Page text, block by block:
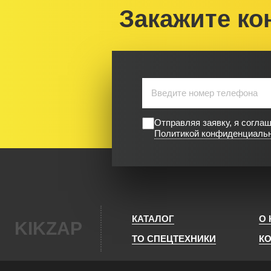
Закажите
Отправляя заявку, я
Политикой
KIKZAP КАТАЛОГ
О
ТО СПЕЦТЕХНИКИ